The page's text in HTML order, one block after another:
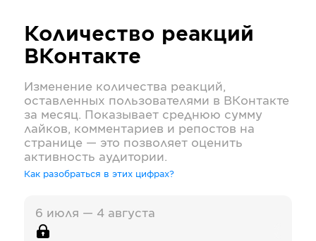
Количество реакций
ВКонтакте
Изменение количества реакций,
оставленных пользователями в ВКонтакте
за месяц. Показывает среднюю сумму
лайков, комментариев и репостов на
странице — это позволяет оценить
активность аудитории.
Как разобраться в этих цифрах?
6 июля — 4 августа